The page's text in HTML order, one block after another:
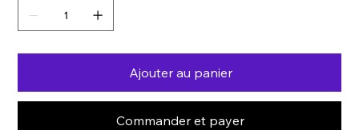
Ajouter au panier
Commander et payer